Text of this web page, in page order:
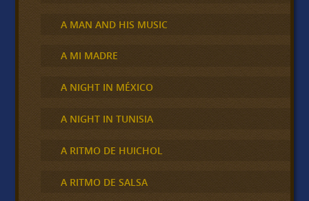
A MAN AND HIS MUSIC
A MI MADRE
A NIGHT IN MÉXICO
A NIGHT IN TUNISIA
A RITMO DE HUICHOL
A RITMO DE SALSA